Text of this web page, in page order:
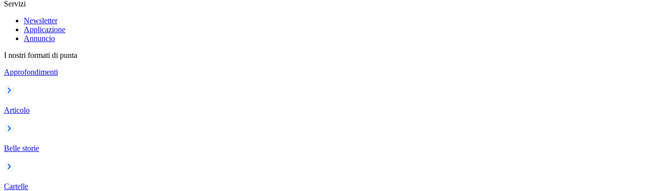
Servizi
Newsletter
Applicazione
Annuncio
I nostri formati di punta
Approfondimenti
Articolo
Belle storie
Cartelle